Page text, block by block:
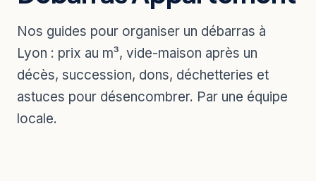
Nos guides pour organiser un débarras à
Lyon : prix au m³, vide-maison après un
décès, succession, dons, déchetteries et
astuces pour désencombrer. Par une équipe
locale.